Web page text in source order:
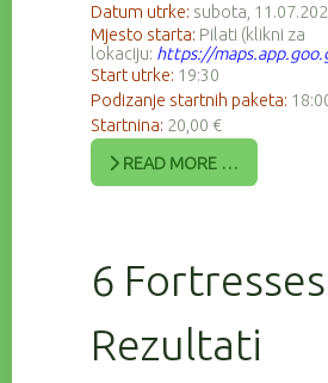
Datum utrke: subota,
Mjesto starta: Pilati (klikni za
lokaciju: https://
Start utrke: 19:30
Podizanje startnih paketa:
Startnina: 20,00 €
READ MORE …
6
Rezultati